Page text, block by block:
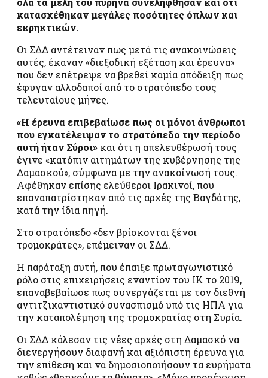
κατασχέθηκαν μεγάλες ποσότητες όπλων και
εκρηκτικών.
Οι ΣΔΔ αντέτειναν πως μετά τις ανακοινώσεις
αυτές, έκαναν «διεξοδική εξέταση και έρευνα»
που δεν επέτρεψε να βρεθεί καμία απόδειξη πως
έφυγαν αλλοδαποί από το στρατόπεδο τους
τελευταίους μήνες.
«Η έρευνα επιβεβαίωσε πως οι μόνοι άνθρωποι
που εγκατέλειψαν το στρατόπεδο την περίοδο
αυτή ήταν Σύροι» και ότι η απελευθέρωσή τους
έγινε «κατόπιν αιτημάτων της κυβέρνησης της
Δαμασκού», σύμφωνα με την ανακοίνωσή τους.
Αφέθηκαν επίσης ελεύθεροι Ιρακινοί, που
επαναπατρίστηκαν από τις αρχές της Βαγδάτης,
κατά την ίδια πηγή.
Στο στρατόπεδο «δεν βρίσκονται ξένοι
τρομοκράτες», επέμειναν οι ΣΔΔ.
Η παράταξη αυτή, που έπαιξε πρωταγωνιστικό
ρόλο στις επιχειρήσεις εναντίον του ΙΚ το 2019,
επαναβεβαίωσε πως συνεργάζεται με τον διεθνή
αντιτζιχαντιστικό συνασπισμό υπό τις ΗΠΑ για
την καταπολέμηση της τρομοκρατίας στη Συρία.
Οι ΣΔΔ κάλεσαν τις νέες αρχές στη Δαμασκό να
διενεργήσουν διαφανή και αξιόπιστη έρευνα για
την επίθεση και να δημοσιοποιήσουν τα ευρήματα